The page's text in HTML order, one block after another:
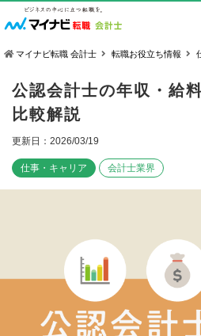
USCPA
女性会計
個別転
マイナビ転職 会計士 転職お役立ち情報
公認会計士の年収・給
比較解説
更新日：2026/03/19
仕事・キャリア 会計士業界